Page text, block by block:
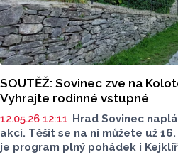
SOUTĚŽ: Sovinec zve na
Vyhrajte rodinné vstupné
12.05.26 12:11 Hrad Sovinec
akci. Těšit se na ni můžete už
je program plný pohádek i